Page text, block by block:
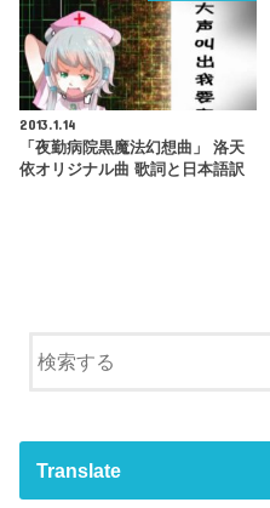
2013.1.14
「夜勤病院黒魔法幻想曲」 洛天
依オリジナル曲 歌詞と日本語訳
Translate